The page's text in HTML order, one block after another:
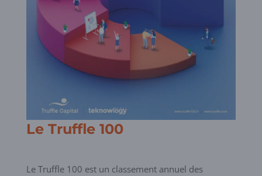
Le Truffle 100
Le Truffle 100 est un classement annuel des